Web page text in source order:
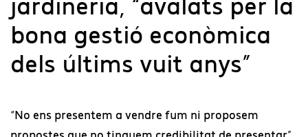
bona gestió econòmica
dels últims vuit anys”
“No ens presentem a vendre fum ni proposem